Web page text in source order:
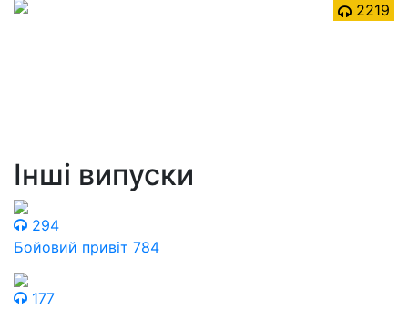
2219
Інші випуски
294
Бойовий привіт 784
177